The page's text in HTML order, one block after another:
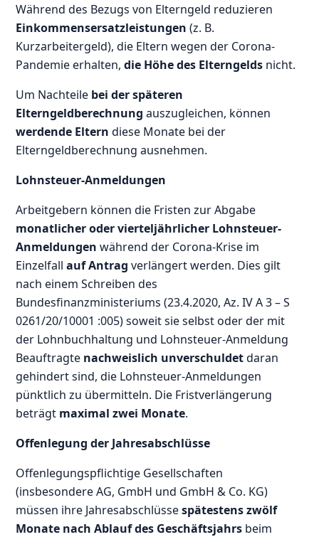
Während des Bezugs von Elterngeld reduzieren
Einkommensersatzleistungen(z. B.
Kurzarbeitergeld), die Eltern wegen der Corona-
Pandemie erhalten,die Höhe des Elterngelds nicht.
Um Nachteile bei der späteren
Elterngeldberechnung auszugleichen, können
werdende Eltern diese Monate bei der
Elterngeldberechnung ausnehmen.
Lohnsteuer-Anmeldungen
Arbeitgebern können die Fristen zur Abgabe
monatlicher oder vierteljährlicher Lohnsteuer-
Anmeldungen während der Corona-Krise im
Einzelfallauf Antrag verlängert werden. Dies gilt
nach einem Schreiben des
Bundesfinanzministeriums (23.4.2020, Az. IV A 3 – S
0261/20/10001 :005) soweit sie selbst oder der mit
der Lohnbuchhaltung und Lohnsteuer-Anmeldung
Beauftragte nachweislich unverschuldetdaran
gehindert sind, die Lohnsteuer-Anmeldungen
pünktlich zu übermitteln. Die Fristverlängerung
beträgt maximal zwei Monate.
Offenlegung der Jahresabschlüsse
Offenlegungspflichtige Gesellschaften
(insbesondere AG, GmbH und GmbH & Co. KG)
müssen ihre Jahresabschlüssespätestens zwölf
Monate nach Ablauf des Geschäftsjahrs beim